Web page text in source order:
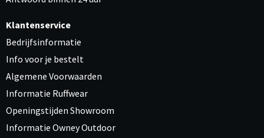
Klantenservice
Bedrijfsinformatie
Info voor je bestelt
Algemene Voorwaarden
Informatie Ruffwear
Openingstijden Showroom
Informatie Owney Outdoor